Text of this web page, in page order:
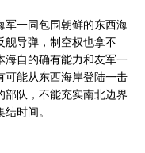
军一同包围朝鲜的东西海
舰导弹，制空权也拿不
海自的确有能力和友军一
可能从东西海岸登陆一击
部队，不能充实南北边界
时间。